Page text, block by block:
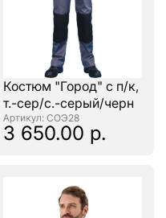
Костюм "Город" с п/к,
т.-сер/с.-серый/черн
: СОЭ28
3 650.00 р.